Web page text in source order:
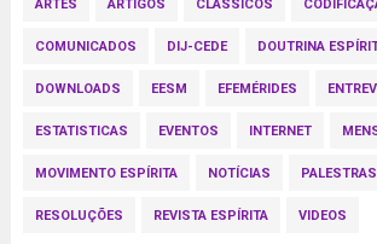
ARTES ARTIGOS CLASSICOS
COMUNICADOS DIJ-CEDE DOUTRINA
DOWNLOADS EESM EFEMÉRIDES
ESTATISTICAS EVENTOS INTERNET
MOVIMENTO ESPÍRITA NOTÍCIAS PALESTRAS
RESOLUÇÕES REVISTA ESPÍRITA VIDEOS